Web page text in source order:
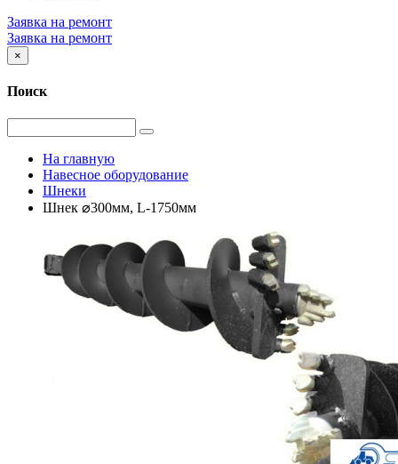
Заявка на ремонт
Заявка на ремонт
×
Поиск
На главную
Навесное оборудование
Шнеки
Шнек ⌀300мм, L-1750мм